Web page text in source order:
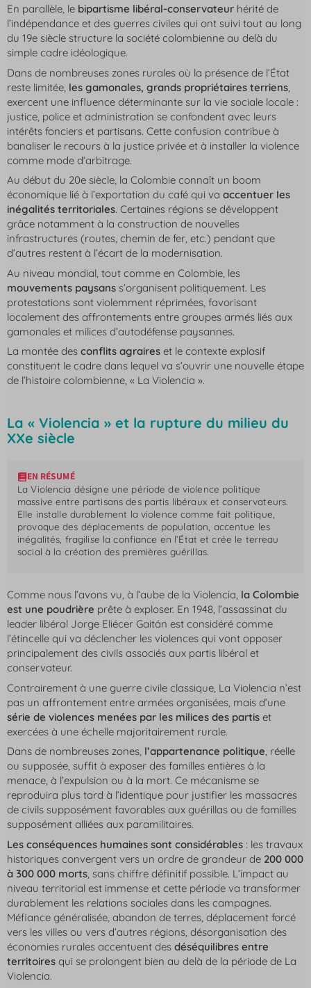
En parallèle, le bipartisme libéral-conservateur hérité de
l’indépendance et des guerres civiles qui ont suivi tout au long
du 19e siècle structure la société colombienne au delà du
simple cadre idéologique.
Dans de nombreuses zones rurales où la présence de l’État
reste limitée, les gamonales, grands propriétaires terriens,
exercent une influence déterminante sur la vie sociale locale :
justice, police et administration se confondent avec leurs
intérêts fonciers et partisans. Cette confusion contribue à
banaliser le recours à la justice privée et à installer la violence
comme mode d’arbitrage.
Au début du 20e siècle, la Colombie connaît un boom
économique lié à l’exportation du café qui va accentuer les
inégalités territoriales. Certaines régions se développent
grâce notamment à la construction de nouvelles
infrastructures (routes, chemin de fer, etc.) pendant que
d’autres restent à l’écart de la modernisation.
Au niveau mondial, tout comme en Colombie, les
mouvements paysans s’organisent politiquement. Les
protestations sont violemment réprimées, favorisant
localement des affrontements entre groupes armés liés aux
gamonales et milices d’autodéfense paysannes.
La montée des conflits agraires et le contexte explosif
constituent le cadre dans lequel va s’ouvrir une nouvelle étape
de l’histoire colombienne, « La Violencia ».
La « Violencia » et la rupture du milieu du
XXe siècle
EN RÉSUMÉ
La Violencia désigne une période de violence politique
massive entre partisans des partis libéraux et conservateurs.
Elle installe durablement la violence comme fait politique,
provoque des déplacements de population, accentue les
inégalités, fragilise la confiance en l’État et crée le terreau
social à la création des premières guérillas.
Comme nous l’avons vu, à l’aube de la Violencia, la Colombie
est une poudrière prête à exploser. En 1948, l’assassinat du
leader libéral Jorge Eliécer Gaitán est considéré comme
l’étincelle qui va déclencher les violences qui vont opposer
principalement des civils associés aux partis libéral et
conservateur.
Contrairement à une guerre civile classique, La Violencia n’est
pas un affrontement entre armées organisées, mais d’une
série de violences menées par les milices des partis et
exercées à une échelle majoritairement rurale.
Dans de nombreuses zones, l’appartenance politique, réelle
ou supposée, suffit à exposer des familles entières à la
menace, à l’expulsion ou à la mort. Ce mécanisme se
reproduira plus tard à l’identique pour justifier les massacres
de civils supposément favorables aux guérillas ou de familles
supposément alliées aux paramilitaires.
Les conséquences humaines sont considérables : les travaux
historiques convergent vers un ordre de grandeur de 200 000
à 300 000 morts , sans chiffre définitif possible. L’impact au
niveau territorial est immense et cette période va transformer
durablement les relations sociales dans les campagnes.
Méfiance généralisée, abandon de terres, déplacement forcé
vers les villes ou vers d’autres régions, désorganisation des
économies rurales accentuent des déséquilibres entre
territoires qui se prolongent bien au delà de la période de La
Violencia.